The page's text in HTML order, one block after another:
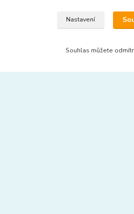
platba, vyzvednutí zboží, doprava
Nastavení
Souhlas můžete